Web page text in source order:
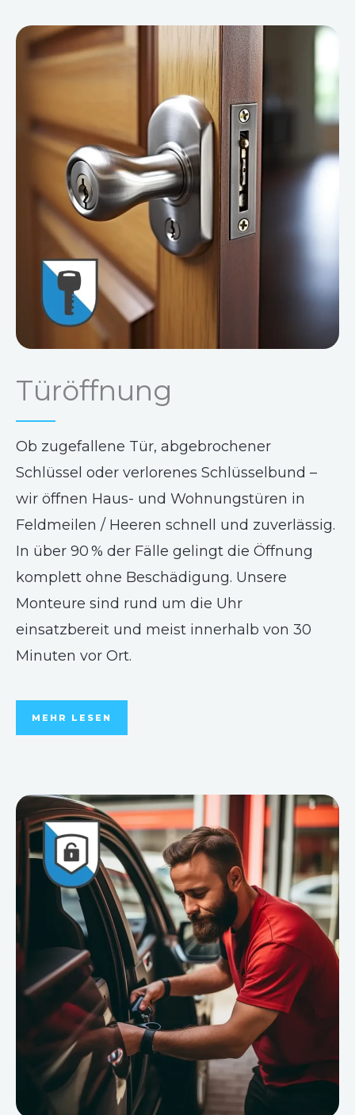
Türöffnung
Ob zugefallene Tür, abgebrochener
Schlüssel oder verlorenes Schlüsselbund –
wir öffnen Haus- und Wohnungstüren in
Feldmeilen / Heeren schnell und zuverlässig.
In über 90 % der Fälle gelingt die Öffnung
komplett ohne Beschädigung. Unsere
Monteure sind rund um die Uhr
einsatzbereit und meist innerhalb von 30
Minuten vor Ort.
MEHR LESEN